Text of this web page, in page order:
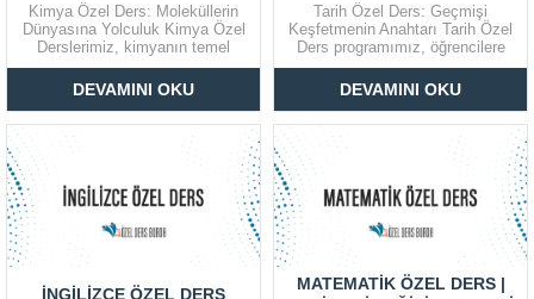
Kimya Özel Ders: Moleküllerin
Dünyasına Yolculuk Kimya Özel
Derslerimiz, kimyanın temel
kavramlarından karmaşık
kimyasal reaksiyonlara kadar
geniş bir yelpazede, öğrencilere
derinlemesine bir öğrenim fırsatı
sunuyor. Türkiye’nin en tecrübeli
sunulan bu eğitim programı, lise
ve üniversite hazırlık
öğrencilerine,...
DEVAMINI OKU
Tarih Özel Ders: Geçmişi
Keşfetmenin Anahtarı Tarih Özel
Ders programımız, öğrencilere
tarih bilgisini en etkili ve anlaşılır
şekilde sunmayı amaçlayan,
Türkiye’nin en yetkin tarih
öğretmenleri tarafından verilen
birebir bir eğitim sürecidir.
İlköğretimden liseye, üniversite
hazırlıktan KPSS’ye kadar her
seviyeden öğrenciye...
DEVAMINI OKU
İNGİLİZCE ÖZEL DERS
MATEMATIK ÖZEL DERS |